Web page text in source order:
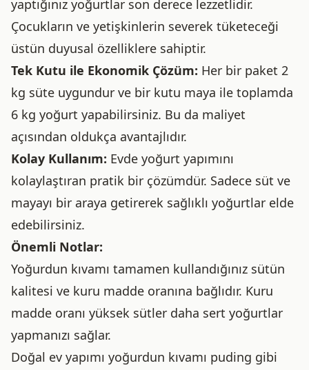
yaptığınız yoğurtlar son derece lezzetlidir.
Çocukların ve yetişkinlerin severek tüketeceği
üstün duyusal özelliklere sahiptir.
Tek Kutu ile Ekonomik Çözüm: Her bir paket 2
kg süte uygundur ve bir kutu maya ile toplamda
6 kg yoğurt yapabilirsiniz. Bu da maliyet
açısından oldukça avantajlıdır.
Kolay Kullanım: Evde yoğurt yapımını
kolaylaştıran pratik bir çözümdür. Sadece süt ve
mayayı bir araya getirerek sağlıklı yoğurtlar elde
edebilirsiniz.
Önemli Notlar:
Yoğurdun kıvamı tamamen kullandığınız sütün
kalitesi ve kuru madde oranına bağlıdır. Kuru
madde oranı yüksek sütler daha sert yoğurtlar
yapmanızı sağlar.
Doğal ev yapımı yoğurdun kıvamı puding gibi